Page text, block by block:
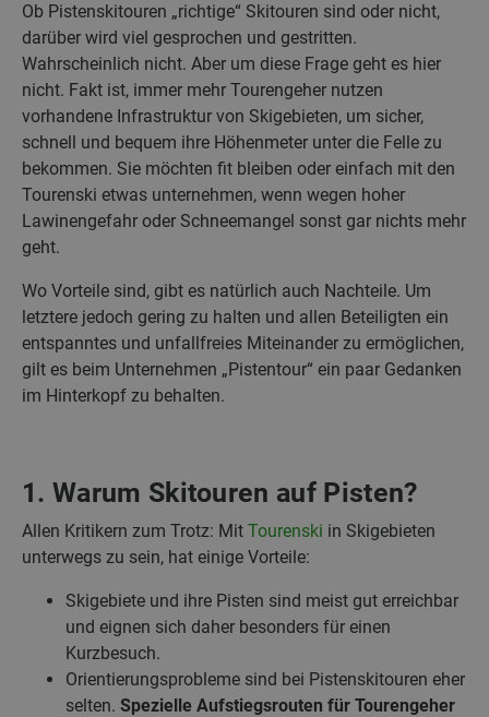
Ob Pistenskitouren „richtige“ Skitouren sind oder nicht,
darüber wird viel gesprochen und gestritten.
Wahrscheinlich nicht. Aber um diese Frage geht es hier
nicht. Fakt ist, immer mehr Tourengeher nutzen
vorhandene Infrastruktur von Skigebieten, um sicher,
schnell und bequem ihre Höhenmeter unter die Felle zu
bekommen. Sie möchten fit bleiben oder einfach mit den
Tourenski etwas unternehmen, wenn wegen hoher
Lawinengefahr oder Schneemangel sonst gar nichts mehr
geht.
Wo Vorteile sind, gibt es natürlich auch Nachteile. Um
letztere jedoch gering zu halten und allen Beteiligten ein
entspanntes und unfallfreies Miteinander zu ermöglichen,
gilt es beim Unternehmen „Pistentour“ ein paar Gedanken
im Hinterkopf zu behalten.
1. Warum Skitouren auf Pisten?
Allen Kritikern zum Trotz: Mit Tourenski in Skigebieten
unterwegs zu sein, hat einige Vorteile:
Skigebiete und ihre Pisten sind meist gut erreichbar
und eignen sich daher besonders für einen
Kurzbesuch.
Orientierungsprobleme sind bei Pistenskitouren eher
selten. Spezielle Aufstiegsrouten für Tourengeher